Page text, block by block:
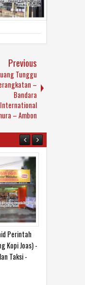
Previous
Tunggu
–
Bandara
International
– Ambon
Perintah
Joas) -
Taksi -
Maluku, Lantai